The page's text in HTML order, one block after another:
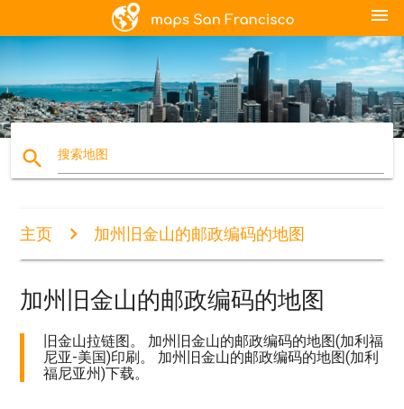
menu
search 搜索地图
主页 加州旧金山的邮政编码的地图
加州旧金山的邮政编码的地图
旧金山拉链图。 加州旧金山的邮政编码的地图(加利福
尼亚-美国)印刷。 加州旧金山的邮政编码的地图(加利
福尼亚州)下载。